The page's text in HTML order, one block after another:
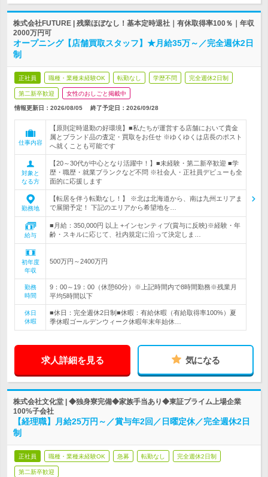
株式会社FUTURE | 残業ほぼなし！基本定時退社｜有休取得率100％｜年収
2000万円可
オープニング【店舗買取スタッフ】★月給35万～／完全週休2日
制
正社員 職種・業種未経験OK 転勤なし 学歴不問 完全週休2日制
第二新卒歓迎 女性のおしごと掲載中
情報更新日：2026/08/05 終了予定日： 2026/09/28
仕事内容
【原則定時退勤の好環境】■私たちが運営する店舗において貴金
属とブランド品の査定・買取をお任せ ※ゆくゆくは店長のポスト
へ就くことも可能です
対象と
なる方
【20～30代が中心となり活躍中！】■未経験・第二新卒歓迎 ■学
歴・職歴・就業ブランクなど不問 ※社会人・正社員デビューも全
面的に応援します
勤務地
【転居を伴う転勤なし！】 ※北は北海道から、南は九州エリアま
で展開予定！ 下記のエリアから希望地を…
給与
■月給：350,000円 以上 +インセンティブ(賞与に反映)※経験・年
齢・スキルに応じて、社内規定に沿って決定しま…
初年度
年収
500万円～2400万円
勤務
時間
9：00～19：00（休憩60分）※上記時間内で8時間勤務※残業月
平均5時間以下
休日
休暇
■休日：完全週休2日制■休暇：有給休暇（有給取得率100%）夏
季休暇ゴールデンウィーク休暇年末年始休…
求人詳細を見る 気になる
株式会社文化堂 | ◆独身寮完備◆家族手当あり◆東証プライム上場企業
100%子会社
【経理職】月給25万円～／賞与年2回／日曜定休／完全週休2日
制
正社員 職種・業種未経験OK 急募 転勤なし 完全週休2日制
第二新卒歓迎